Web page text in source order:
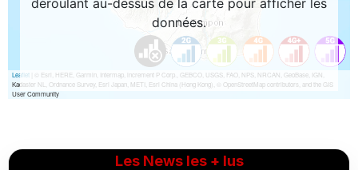
Les News les + lus